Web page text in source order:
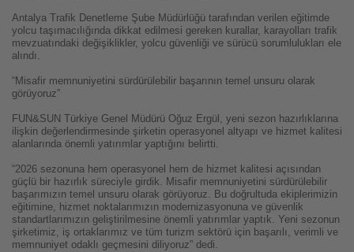
Antalya Trafik Denetleme Şube Müdürlüğü tarafından verilen eğitimde
yolcu taşımacılığında dikkat edilmesi gereken kurallar, karayolları trafik
mevzuatındaki değişiklikler, yolcu güvenliği ve sürücü sorumlulukları ele
alındı.
“Misafir memnuniyetini sürdürülebilir başarının temel unsuru olarak
görüyoruz”
FUN&SUN Türkiye Genel Müdürü Oğuz Ergül, yeni sezon hazırlıklarına
ilişkin değerlendirmesinde şirketin operasyonel altyapı ve hizmet kalitesi
alanlarında önemli yatırımlar yaptığını belirtti.
“2026 sezonuna hem operasyonel hem de hizmet kalitesi açısından
güçlü bir hazırlık süreciyle girdik. Misafir memnuniyetini sürdürülebilir
başarımızın temel unsuru olarak görüyoruz. Bu doğrultuda ekiplerimizin
eğitimine, hizmet noktalarımızın modernizasyonuna ve güvenlik
standartlarımızın geliştirilmesine önemli yatırımlar yaptık. Yeni sezonun
şirketimiz, iş ortaklarımız ve tüm turizm sektörü için başarılı, verimli ve
memnuniyet odaklı geçmesini diliyoruz” dedi.